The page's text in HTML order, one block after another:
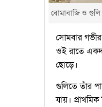
বোমাবাজি ও গুলি
সোমবার গভীর
ওই রাতে
ছোড়ে।
গুলিতে তাঁর
যায়।